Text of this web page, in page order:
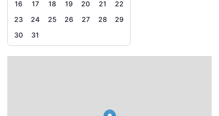
16
17 18 19 20 21
22
23
24 25 26 27 28
29
30
31